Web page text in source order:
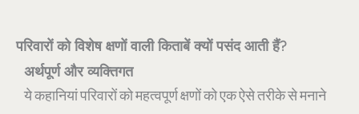
परिवारों को विशेष क्षणों वाली किताबें क्यों पसंद आती हैं?
अर्थपूर्ण और व्यक्तिगत
ये कहानियां परिवारों को महत्वपूर्ण क्षणों को एक ऐसे तरीके से मनाने